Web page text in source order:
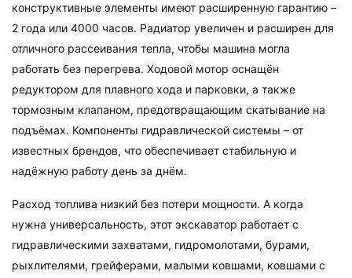
конструктивные элементы имеют расширенную гарантию –
2 года или 4000 часов. Радиатор увеличен и расширен для
отличного рассеивания тепла, чтобы машина могла
работать без перегрева. Ходовой мотор оснащён
редуктором для плавного хода и парковки, а также
тормозным клапаном, предотвращающим скатывание на
подъёмах. Компоненты гидравлической системы – от
известных брендов, что обеспечивает стабильную и
надёжную работу день за днём.
Расход топлива низкий без потери мощности. А когда
нужна универсальность, этот экскаватор работает с
гидравлическими захватами, гидромолотами, бурами,
рыхлителями, грейферами, малыми ковшами, ковшами с